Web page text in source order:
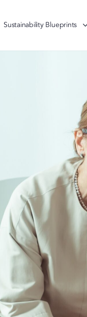
Sustainability Blueprints